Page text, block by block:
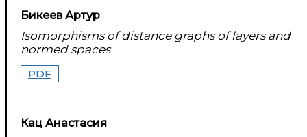
Бикеев Артур
Isomorphisms of distance graphs of layers and
normed spaces
PDF
Кац Анастасия